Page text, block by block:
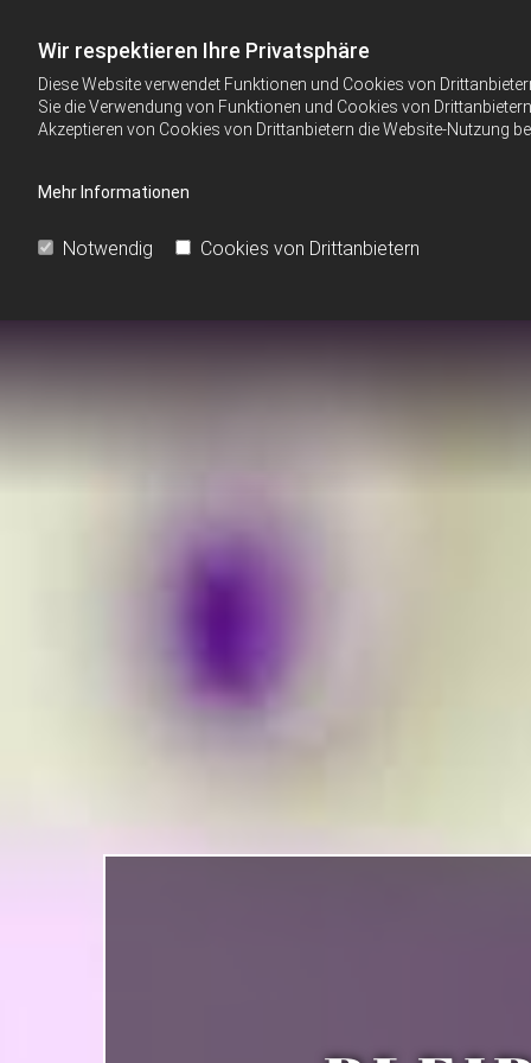
Wir respektieren Ihre Privatsphäre
Diese Website verwendet Funktionen und Cookies von
Sie die Verwendung von Funktionen und Cookies von
Akzeptieren von Cookies von Drittanbietern die Website-Nutzung
Mehr Informationen
Notwendig Cookies von Drittanbietern